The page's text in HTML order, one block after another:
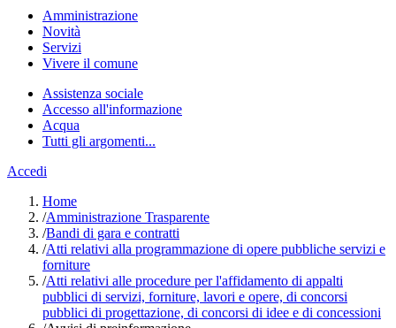
Amministrazione
Novità
Servizi
Vivere il comune
Assistenza sociale
Accesso all'informazione
Acqua
Tutti gli argomenti...
Accedi
Home
/Amministrazione Trasparente
/Bandi di gara e contratti
/Atti relativi alla programmazione di opere pubbliche servizi e
forniture
/Atti relativi alle procedure per l'affidamento di appalti
pubblici di servizi, forniture, lavori e opere, di concorsi
pubblici di progettazione, di concorsi di idee e di concessioni